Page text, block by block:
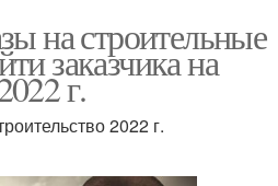
на строительные
заказчика на
г.
2022 г.